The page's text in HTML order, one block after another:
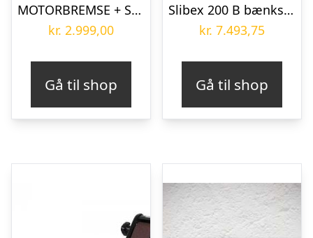
MOTORBREMSE + SEPARAT NØDSTOP for Slibette Bænksliber model N og NE
kr. 2.999,00
Gå til shop
Slibex 200 B bænksliber m/ båndarm KEF
kr. 7.493,75
Gå til shop